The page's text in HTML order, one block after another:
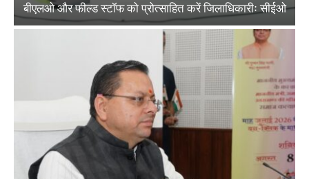
बीएलओ और फील्ड स्टॉफ को प्रोत्साहित करें जिलाधिकारीः सीईओ